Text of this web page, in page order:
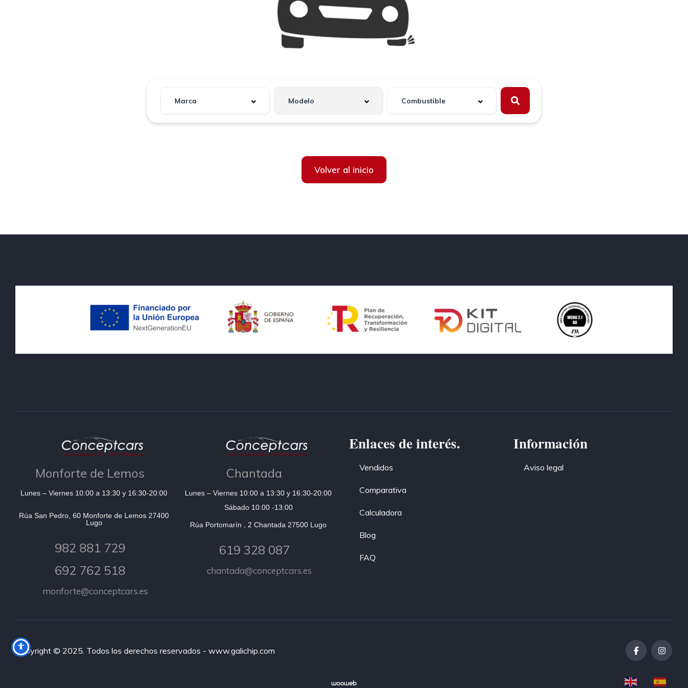
Volver al inicio
Monforte de Lemos
Lunes – Viernes 10:00 a 13:30 y 16:30-20:00
Rúa San Pedro, 60 Monforte de Lemos 27400
Lugo
982 881 729
692 762 518
monforte@conceptcars.es
Chantada
Lunes – Viernes 10:00 a 13:30 y 16:30-20:00
Sábado 10:00 -13:00
Rúa Portomarín , 2 Chantada 27500 Lugo
619 328 087
chantada@conceptcars.es
Enlaces de interés.
Vendidos
Comparativa
Calculadora
Blog
FAQ
Información
Aviso legal
Copyright © 2025. Todos los derechos reservados - www.galichip.com